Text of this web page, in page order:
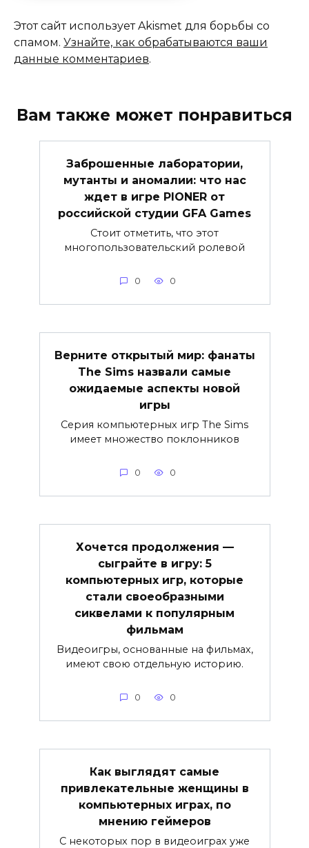
Этот сайт использует Akismet для борьбы со
спамом. Узнайте, как обрабатываются ваши
данные комментариев.
Вам также может понравиться
Заброшенные лаборатории,
мутанты и аномалии: что нас
ждет в игре PIONER от
российской студии GFA Games
Стоит отметить, что этот
многопользовательский ролевой
0 0
Верните открытый мир: фанаты
The Sims назвали самые
ожидаемые аспекты новой
игры
Серия компьютерных игр The Sims
имеет множество поклонников
0 0
Хочется продолжения —
сыграйте в игру: 5
компьютерных игр, которые
стали своеобразными
сиквелами к популярным
фильмам
Видеоигры, основанные на фильмах,
имеют свою отдельную историю.
0 0
Как выглядят самые
привлекательные женщины в
компьютерных играх, по
мнению геймеров
С некоторых пор в видеоиграх уже